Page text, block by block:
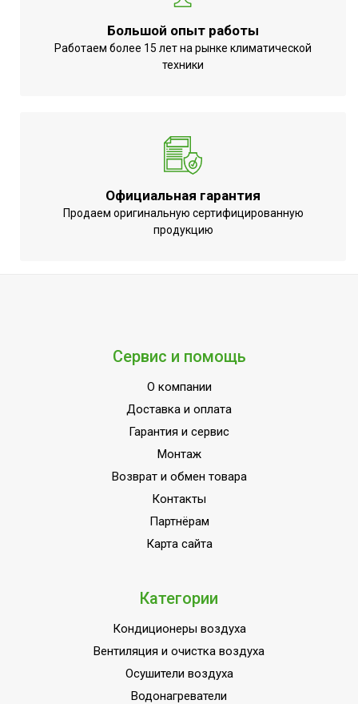
0.32 м
Ширина товара
0.29 м
Роторный
переключатель
регулятор)
Форма корпуса
Большой опыт работы
Работаем более 15 лет на рынке климатической
техники
Официальная гарантия
Продаем оригинальную сертифицированную
продукцию
Сервис и помощь
О компании
Доставка и оплата
Гарантия и сервис
Монтаж
Возврат и обмен товара
Контакты
Партнёрам
Карта сайта
Категории
Кондиционеры воздуха
Вентиляция и очистка воздуха
Осушители воздуха
Водонагреватели